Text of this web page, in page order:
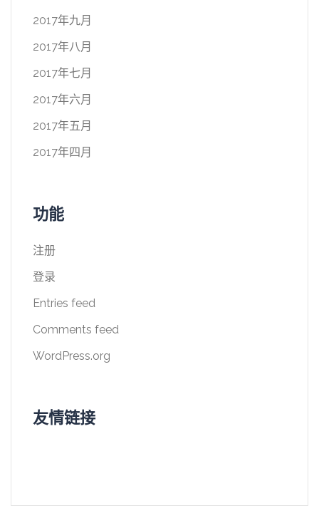
2017年九月
2017年八月
2017年七月
2017年六月
2017年五月
2017年四月
功能
注册
登录
Entries feed
Comments feed
WordPress.org
友情链接